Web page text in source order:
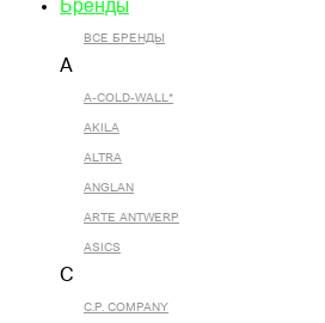
Бренды
ВСЕ БРЕНДЫ
A
A-COLD-WALL*
AKILA
ALTRA
ANGLAN
ARTE ANTWERP
ASICS
C
C.P. COMPANY